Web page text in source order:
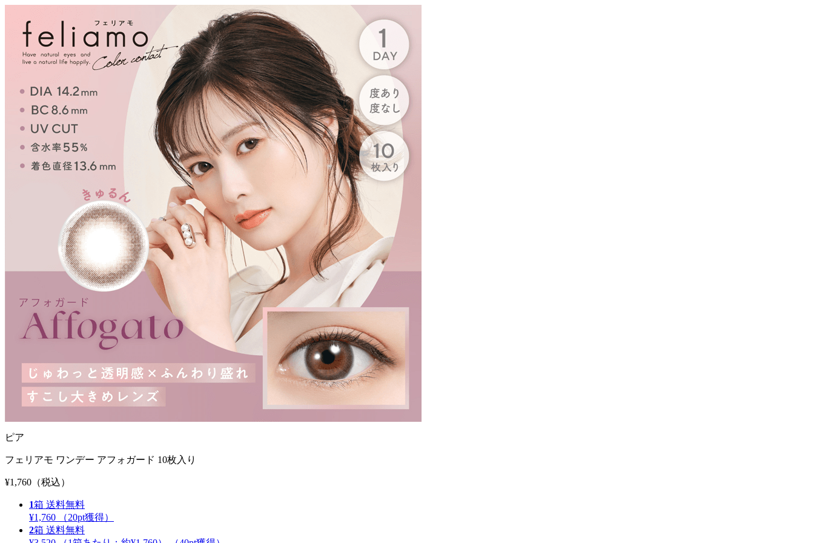
ピア
フェリアモ ワンデー アフォガード 10枚入り
¥1,760 （税込）
1箱 送料無料
¥1,760
（20pt獲得）
2箱 送料無料